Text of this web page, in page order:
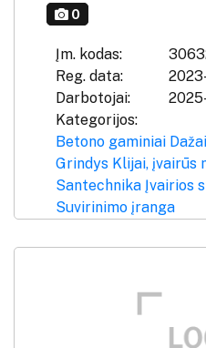
0
Įm. kodas:
Reg. data:
Darbotojai:
Kategorijos:
Betono gaminiai
Grindys Klijai, įvairūs
Santechnika Įvairios
Suvirinimo įranga